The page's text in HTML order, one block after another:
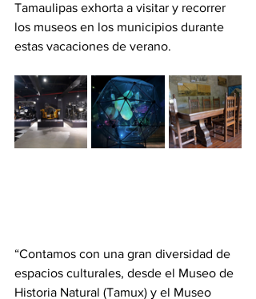
Tamaulipas exhorta a visitar y recorrer
los museos en los municipios durante
estas vacaciones de verano.
“Contamos con una gran diversidad de
espacios culturales, desde el Museo de
Historia Natural (Tamux) y el Museo